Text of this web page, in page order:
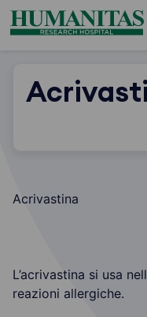
Skip
to
Acrivastina
L’acrivastina si usa
reazioni allergiche.